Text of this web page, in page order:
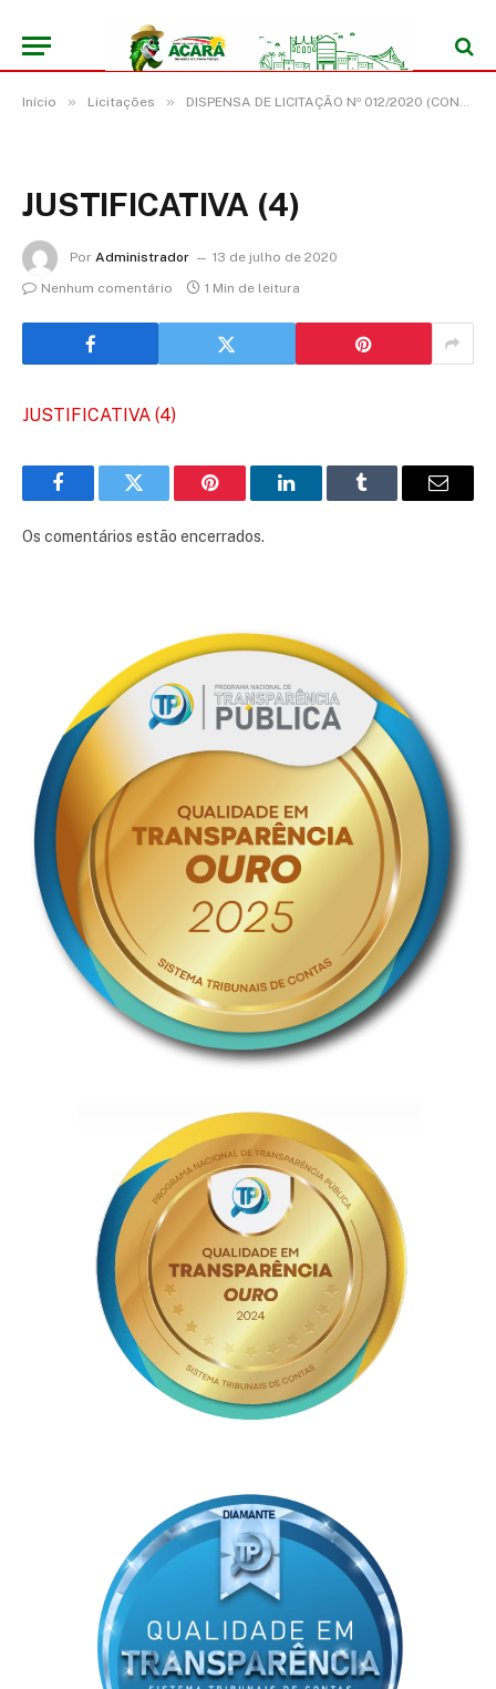
Início » Licitações » DISPENSA DE LICITAÇÃO Nº 012/2020 (CONTRATAÇÃO DE EMPRESA PARA PRESTAÇÃO DE SERVIÇOS DE LOCAÇÃO DE VEÍCULOS DE 16 (DEZESSEIS) LUGARES, SEM LIMITES DE QUILOMETRAGEM, SEM CONDUTOR)
JUSTIFICATIVA (4)
Por Administrador
13 de julho de 2020
Nenhum comentário
1 Min de leitura
JUSTIFICATIVA (4)
FacebookTwitter Pinterest LinkedInTumblr
E-
Os comentários estão encerrados.